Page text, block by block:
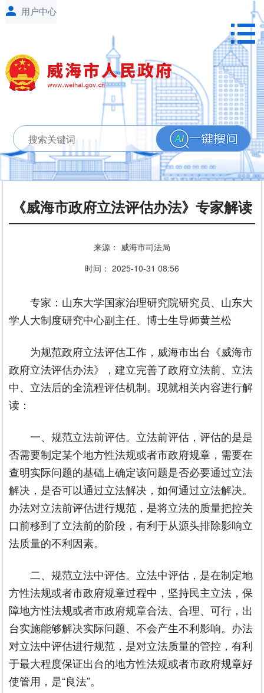
《威海市政府立法评估办法》专家解读
来源： 威海市司法局
时间： 2025-10-31 08:56
专家：山东大学国家治理研究院研究员、山东大
学人大制度研究中心副主任、博士生导师黄兰松
为规范政府立法评估工作，威海市出台《威海市
政府立法评估办法》，建立完善了政府立法前、立法
中、立法后的全流程评估机制。现就相关内容进行解
读：
一、规范立法前评估。立法前评估，评估的是是
否需要制定某个地方性法规或者市政府规章，需要在
查明实际问题的基础上确定该问题是否必要通过立法
解决，是否可以通过立法解决，如何通过立法解决。
办法对立法前评估进行规范，是将立法的质量把控关
口前移到了立法前的阶段，有利于从源头排除影响立
法质量的不利因素。
二、规范立法中评估。立法中评估，是在制定地
方性法规或者市政府规章过程中，坚持民主立法，保
障地方性法规或者市政府规章合法、合理、可行，出
台实施能够解决实际问题、不会产生不利影响。办法
对立法中评估进行规范，是对立法质量的管控，有利
于最大程度保证出台的地方性法规或者市政府规章好
使管用，是“良法”。